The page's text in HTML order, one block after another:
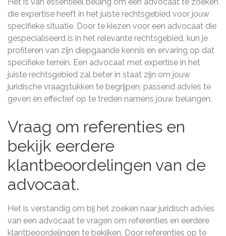
die expertise heeft in het juiste rechtsgebied voor jouw
specifieke situatie. Door te kiezen voor een advocaat die
gespecialiseerd is in het relevante rechtsgebied, kun je
profiteren van zijn diepgaande kennis en ervaring op dat
specifieke terrein. Een advocaat met expertise in het
juiste rechtsgebied zal beter in staat zijn om jouw
juridische vraagstukken te begrijpen, passend advies te
geven en effectief op te treden namens jouw belangen.
Vraag om referenties en
bekijk eerdere
klantbeoordelingen van de
advocaat.
Het is verstandig om bij het zoeken naar juridisch advies
van een advocaat te vragen om referenties en eerdere
klantbeoordelingen te bekijken. Door referenties op te